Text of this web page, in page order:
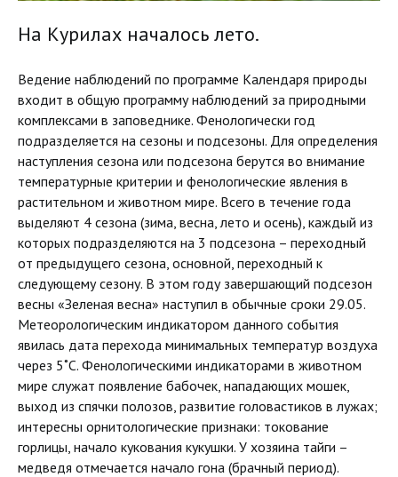
На Курилах началось лето.
Ведение наблюдений по программе Календаря природы
входит в общую программу наблюдений за природными
комплексами в заповеднике. Фенологически год
подразделяется на сезоны и подсезоны. Для определения
наступления сезона или подсезона берутся во внимание
температурные критерии и фенологические явления в
растительном и животном мире. Всего в течение года
выделяют 4 сезона (зима, весна, лето и осень), каждый из
которых подразделяются на 3 подсезона – переходный
от предыдущего сезона, основной, переходный к
следующему сезону. В этом году завершающий подсезон
весны «Зеленая весна» наступил в обычные сроки 29.05.
Метеорологическим индикатором данного события
явилась дата перехода минимальных температур воздуха
через 5˚С. Фенологическими индикаторами в животном
мире служат появление бабочек, нападающих мошек,
выход из спячки полозов, развитие головастиков в лужах;
интересны орнитологические признаки: токование
горлицы, начало кукования кукушки. У хозяина тайги –
медведя отмечается начало гона (брачный период).